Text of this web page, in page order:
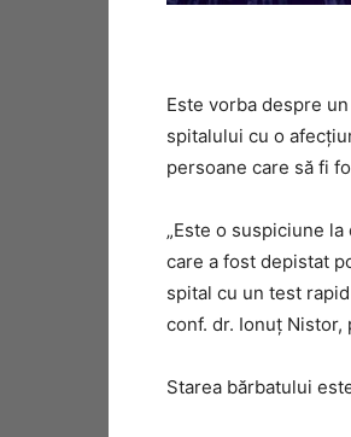
Este vorba despre
spitalului cu o
persoane care să fi
„Este o suspiciune
care a fost depistat
spital cu un test
conf. dr. Ionuț Nistor,
Starea bărbatului